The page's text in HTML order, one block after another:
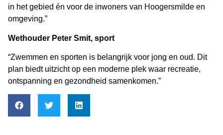
in het gebied én voor de inwoners van Hoogersmilde en
omgeving.”
Wethouder Peter Smit, sport
“Zwemmen en sporten is belangrijk voor jong en oud. Dit
plan biedt uitzicht op een moderne plek waar recreatie,
ontspanning en gezondheid samenkomen.”